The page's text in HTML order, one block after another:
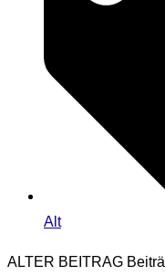
Alt
ALTER BEITRAG